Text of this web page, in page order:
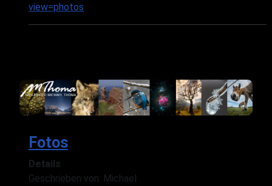
view=photos
Fotos
Details
Geschrieben von: Michael